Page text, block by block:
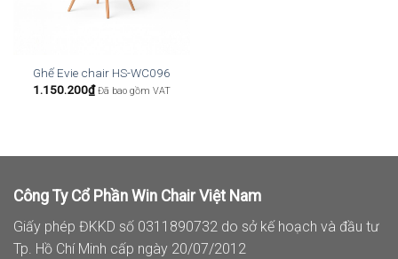
Ghế Evie chair HS-WC096
1.150.200₫ Đã bao gồm VAT
Công Ty Cổ Phần Win Chair Việt Nam
Giấy phép ĐKKD số 0311890732 do sở kế hoạch và đầu tư
Tp. Hồ Chí Minh cấp ngày 20/07/2012